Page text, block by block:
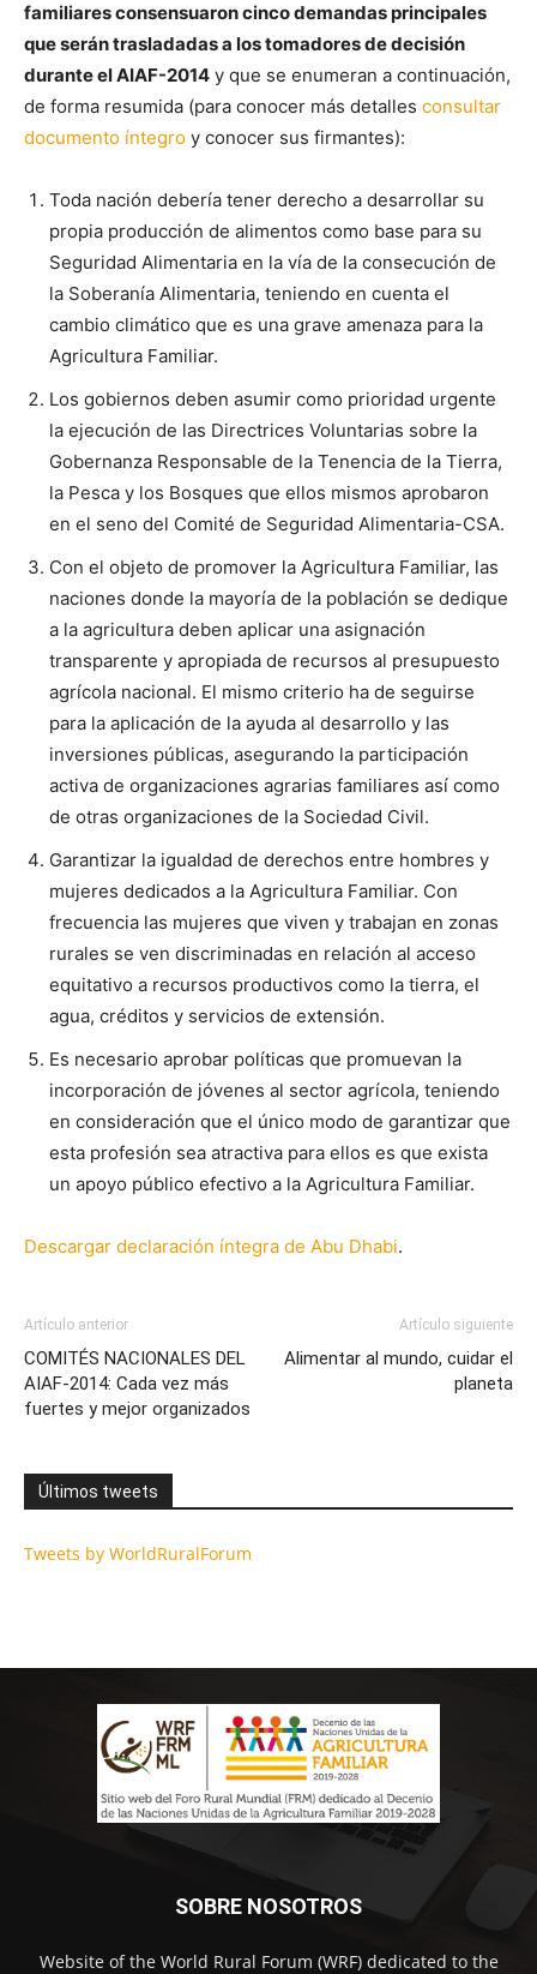
familiares consensuaron cinco demandas principales
que serán trasladadas a los tomadores de decisión
durante el AIAF-2014 y que se enumeran a continuación,
de forma resumida (para conocer más detalles consultar
documento íntegro y conocer sus firmantes):
Toda nación debería tener derecho a desarrollar su
propia producción de alimentos como base para su
Seguridad Alimentaria en la vía de la consecución de
la Soberanía Alimentaria, teniendo en cuenta el
cambio climático que es una grave amenaza para la
Agricultura Familiar.
Los gobiernos deben asumir como prioridad urgente
la ejecución de las Directrices Voluntarias sobre la
Gobernanza Responsable de la Tenencia de la Tierra,
la Pesca y los Bosques que ellos mismos aprobaron
en el seno del Comité de Seguridad Alimentaria-CSA.
Con el objeto de promover la Agricultura Familiar, las
naciones donde la mayoría de la población se dedique
a la agricultura deben aplicar una asignación
transparente y apropiada de recursos al presupuesto
agrícola nacional. El mismo criterio ha de seguirse
para la aplicación de la ayuda al desarrollo y las
inversiones públicas, asegurando la participación
activa de organizaciones agrarias familiares así como
de otras organizaciones de la Sociedad Civil.
Garantizar la igualdad de derechos entre hombres y
mujeres dedicados a la Agricultura Familiar. Con
frecuencia las mujeres que viven y trabajan en zonas
rurales se ven discriminadas en relación al acceso
equitativo a recursos productivos como la tierra, el
agua, créditos y servicios de extensión.
Es necesario aprobar políticas que promuevan la
incorporación de jóvenes al sector agrícola, teniendo
en consideración que el único modo de garantizar que
esta profesión sea atractiva para ellos es que exista
un apoyo público efectivo a la Agricultura Familiar.
Descargar declaración íntegra de Abu Dhabi.
Artículo anterior
COMITÉS NACIONALES DEL
AIAF-2014: Cada vez más
fuertes y mejor organizados
Artículo siguiente
Alimentar al mundo, cuidar el
planeta
Últimos tweets
Tweets by WorldRuralForum
SOBRE NOSOTROS
Website of the World Rural Forum (WRF) dedicated to the